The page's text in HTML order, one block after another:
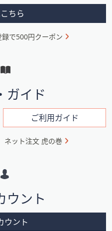
ちら
で500円クーポン
ガイド
ご利用ガイド
ネット注文 虎の巻
ウント
ウント